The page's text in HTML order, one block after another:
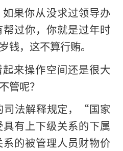
果你从没求过领导办
过你，你就是过年时
钱，这不算行贿。
来操作空间还是很大
管呢？
司法解释规定，“国家
有上下级关系的下属
的被管理人员财物价